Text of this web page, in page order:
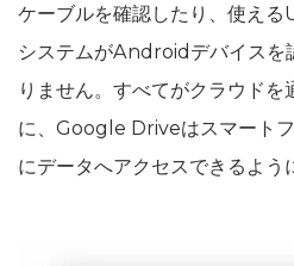
ケーブルを確認したり、使える
システムがAndroidデバイスを
りません。すべてがクラウドを
に、Google Driveはスマート
にデータへアクセスできるよう